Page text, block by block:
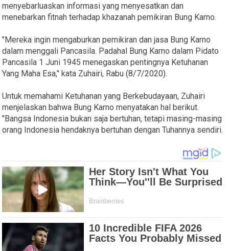
menyebarluaskan informasi yang menyesatkan dan
menebarkan fitnah terhadap khazanah pemikiran Bung Karno.
"Mereka ingin mengaburkan pemikiran dan jasa Bung Karno
dalam menggali Pancasila. Padahal Bung Karno dalam Pidato
Pancasila 1 Juni 1945 menegaskan pentingnya Ketuhanan
Yang Maha Esa," kata Zuhairi, Rabu (8/7/2020).
Untuk memahami Ketuhanan yang Berkebudayaan, Zuhairi
menjelaskan bahwa Bung Karno menyatakan hal berikut.
"Bangsa Indonesia bukan saja bertuhan, tetapi masing-masing
orang Indonesia hendaknya bertuhan dengan Tuhannya sendiri.